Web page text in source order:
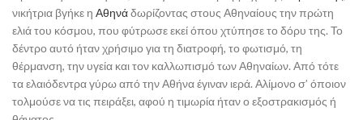
νικήτρια βγήκε η Αθηνάδωρίζοντας στους Αθηναίους την πρώτη
ελιά του κόσμου, που φύτρωσε εκεί όπου χτύπησε το δόρυ της. Το
δέντρο αυτό ήταν χρήσιμο για τη διατροφή, το φωτισμό, τη
θέρμανση, την υγεία και τον καλλωπισμό των Αθηναίων. Από τότε
τα ελαιόδεντρα γύρω από την Αθήνα έγιναν ιερά. Αλίμονο σ’ όποιον
τολμούσε να τις πειράξει, αφού η τιμωρία ήταν ο εξοστρακισμός ή